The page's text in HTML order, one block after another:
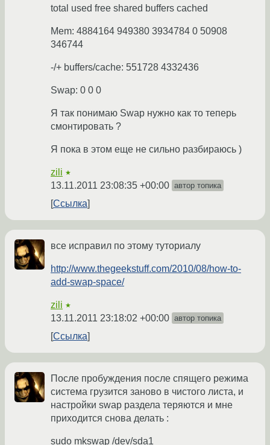
total used free shared buffers cached
Mem: 4884164 949380 3934784 0 50908
346744
-/+ buffers/cache: 551728 4332436
Swap: 0 0 0
Я так понимаю Swap нужно как то теперь
смонтировать ?
Я пока в этом еще не сильно разбираюсь )
zili ★
13.11.2011 23:08:35 +00:00 автор топика
Ссылка
все исправил по этому туториалу
http://www.thegeekstuff.com/2010/08/how-to-
add-swap-space/
zili ★
13.11.2011 23:18:02 +00:00 автор топика
Ссылка
После пробуждения после спящего режима
система грузится заново в чистого листа, и
настройки swap раздела теряются и мне
приходится снова делать :
sudo mkswap /dev/sda1